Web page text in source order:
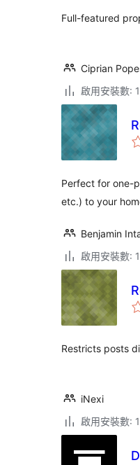
Full-featured
Ciprian
啟用安裝數:
Perfect for one-
etc.) to your
Benjamin
啟用安裝數:
Restricts posts
iNexi
啟用安裝數: